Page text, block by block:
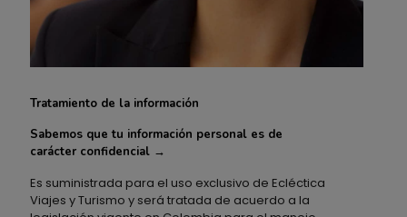
Tratamiento de la información
Sabemos que tu información personal es de
carácter confidencial →
Es suministrada para el uso exclusivo de Ecléctica
Viajes y Turismo y será tratada de acuerdo a la